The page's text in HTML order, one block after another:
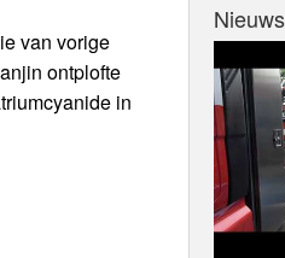
van vorige
ontplofte
in